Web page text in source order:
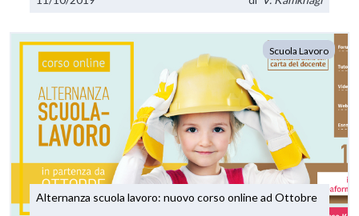
Scuola Lavoro
Alternanza scuola lavoro: nuovo corso online ad Ottobre